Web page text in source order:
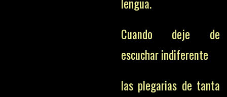
lengua.
Cuando deje de
escuchar indiferente
las plegarias de tanta